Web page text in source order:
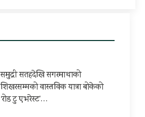
समुद्री सतहदेखि सगरमाथाको
शिखरसम्मको वास्तविक यात्रा बोकेको
‘रोड टु एभरेस्ट’…